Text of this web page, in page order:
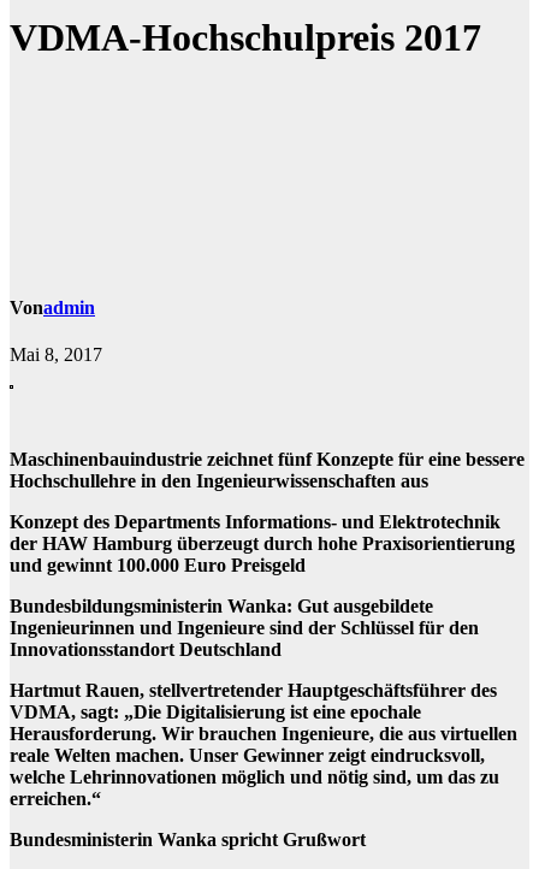
VDMA-Hochschulpreis 2017
Vonadmin
Mai 8, 2017
Maschinenbauindustrie zeichnet fünf Konzepte für eine bessere
Hochschullehre in den Ingenieurwissenschaften aus
Konzept des Departments Informations- und Elektrotechnik
der HAW Hamburg überzeugt durch hohe Praxisorientierung
und gewinnt 100.000 Euro Preisgeld
Bundesbildungsministerin Wanka: Gut ausgebildete
Ingenieurinnen und Ingenieure sind der Schlüssel für den
Innovationsstandort Deutschland
Hartmut Rauen, stellvertretender Hauptgeschäftsführer des
VDMA, sagt: „Die Digitalisierung ist eine epochale
Herausforderung. Wir brauchen Ingenieure, die aus virtuellen
reale Welten machen. Unser Gewinner zeigt eindrucksvoll,
welche Lehrinnovationen möglich und nötig sind, um das zu
erreichen.“
Bundesministerin Wanka spricht Grußwort